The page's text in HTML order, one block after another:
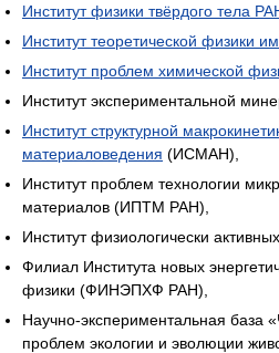
Институт физики твёрдого тела
Институт теоретической физики
Институт проблем химической
Институт экспериментальной
Институт структурной
материаловедения (ИСМАН),
Институт проблем технологии
материалов (ИПТМ РАН),
Институт физиологически
Филиал Института новых
физики (ФИНЭПХФ РАН),
Научно-экспериментальная база
проблем экологии и эволюции